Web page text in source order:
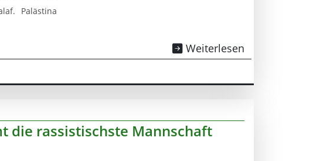
Palästina
Weiterlesen
die rassistischste Mannschaft